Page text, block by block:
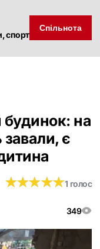
спорт
Спільнота
на
є
349
★★★★★
★★★★★1 голос